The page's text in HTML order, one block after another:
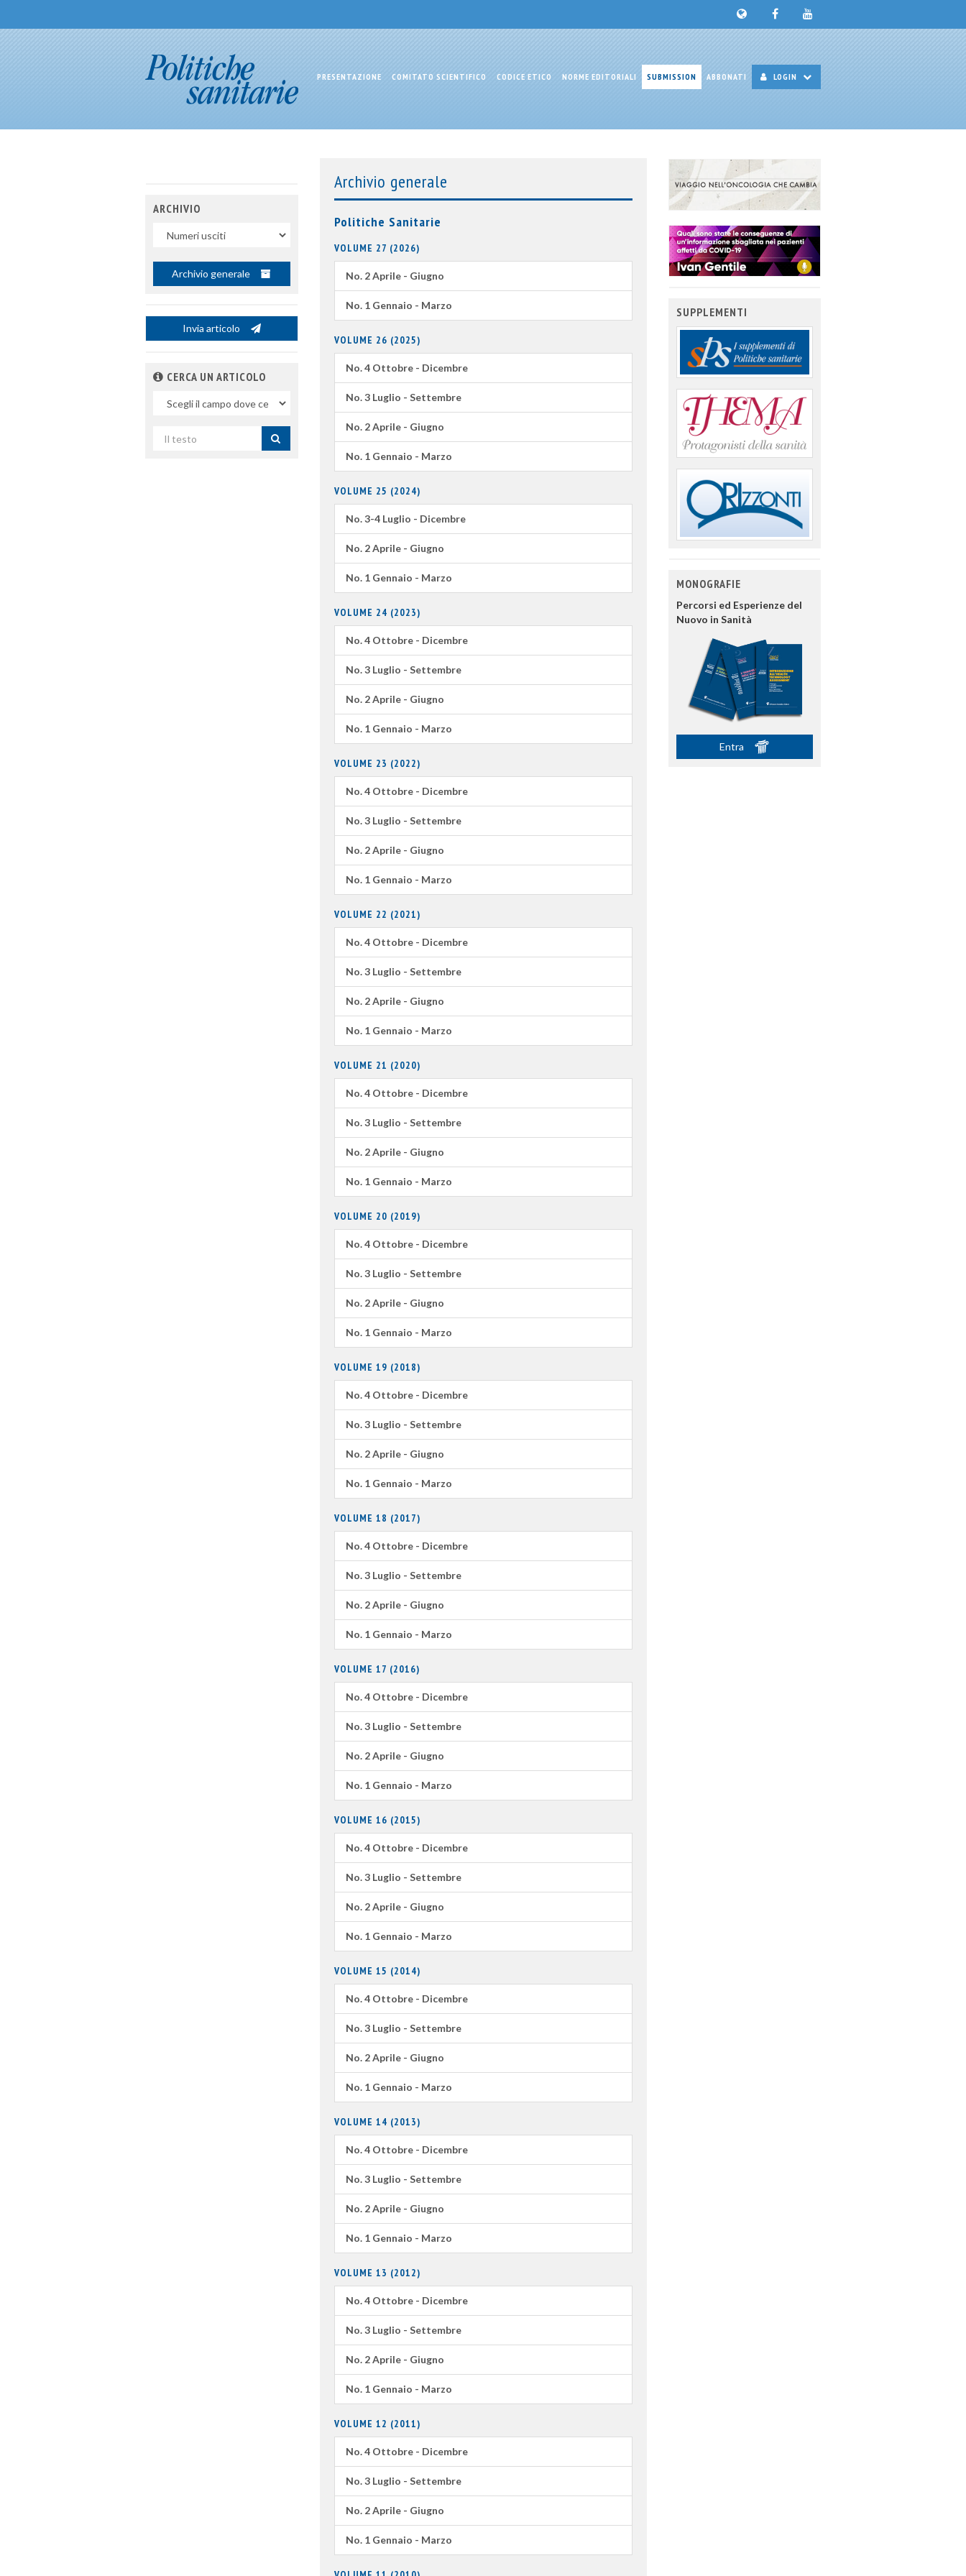
PRESENTAZIONE COMITATO SCIENTIFICO CODICE ETICO NORME EDITORIALI SUBMISSION ABBONATI LOGIN
Archivio generale
Politiche Sanitarie
VOLUME 27 (2026)
No. 2 Aprile - Giugno
No. 1 Gennaio - Marzo
VOLUME 26 (2025)
No. 4 Ottobre - Dicembre
No. 3 Luglio - Settembre
No. 2 Aprile - Giugno
No. 1 Gennaio - Marzo
VOLUME 25 (2024)
No. 3-4 Luglio - Dicembre
No. 2 Aprile - Giugno
No. 1 Gennaio - Marzo
VOLUME 24 (2023)
No. 4 Ottobre - Dicembre
No. 3 Luglio - Settembre
No. 2 Aprile - Giugno
No. 1 Gennaio - Marzo
VOLUME 23 (2022)
No. 4 Ottobre - Dicembre
No. 3 Luglio - Settembre
No. 2 Aprile - Giugno
No. 1 Gennaio - Marzo
VOLUME 22 (2021)
No. 4 Ottobre - Dicembre
No. 3 Luglio - Settembre
No. 2 Aprile - Giugno
No. 1 Gennaio - Marzo
VOLUME 21 (2020)
No. 4 Ottobre - Dicembre
No. 3 Luglio - Settembre
No. 2 Aprile - Giugno
No. 1 Gennaio - Marzo
VOLUME 20 (2019)
No. 4 Ottobre - Dicembre
No. 3 Luglio - Settembre
No. 2 Aprile - Giugno
No. 1 Gennaio - Marzo
VOLUME 19 (2018)
No. 4 Ottobre - Dicembre
No. 3 Luglio - Settembre
No. 2 Aprile - Giugno
No. 1 Gennaio - Marzo
VOLUME 18 (2017)
No. 4 Ottobre - Dicembre
No. 3 Luglio - Settembre
No. 2 Aprile - Giugno
No. 1 Gennaio - Marzo
VOLUME 17 (2016)
No. 4 Ottobre - Dicembre
No. 3 Luglio - Settembre
No. 2 Aprile - Giugno
No. 1 Gennaio - Marzo
VOLUME 16 (2015)
No. 4 Ottobre - Dicembre
No. 3 Luglio - Settembre
No. 2 Aprile - Giugno
No. 1 Gennaio - Marzo
VOLUME 15 (2014)
No. 4 Ottobre - Dicembre
No. 3 Luglio - Settembre
No. 2 Aprile - Giugno
No. 1 Gennaio - Marzo
VOLUME 14 (2013)
No. 4 Ottobre - Dicembre
No. 3 Luglio - Settembre
No. 2 Aprile - Giugno
No. 1 Gennaio - Marzo
VOLUME 13 (2012)
No. 4 Ottobre - Dicembre
No. 3 Luglio - Settembre
No. 2 Aprile - Giugno
No. 1 Gennaio - Marzo
VOLUME 12 (2011)
No. 4 Ottobre - Dicembre
No. 3 Luglio - Settembre
No. 2 Aprile - Giugno
No. 1 Gennaio - Marzo
ARCHIVIO
Archivio generale
Invia articolo
CERCA UN ARTICOLO
campo
per
SUPPLEMENTI
MONOGRAFIE
Percorsi ed Esperienze del
Nuovo in Sanità
Entra